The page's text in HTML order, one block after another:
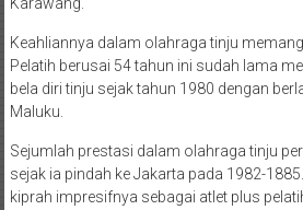
Karawang.
Keahliannya dalam olahraga tinju
Pelatih berusai 54 tahun ini sudah lama
bela diri tinju sejak tahun 1980 dengan
Maluku.
Sejumlah prestasi dalam olahraga tinju
sejak ia pindah ke Jakarta pada 1982-
kiprah impresifnya sebagai atlet plus